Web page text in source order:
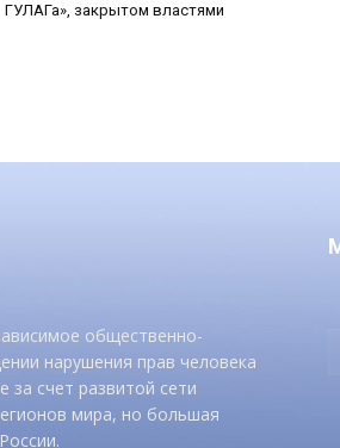
ГУЛАГа», закрытом властями
общественно-
нарушения прав человека
за счет развитой сети
мира, но большая